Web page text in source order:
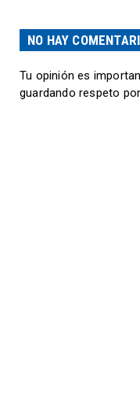
NO HAY
Tu opinión es
guardando respeto